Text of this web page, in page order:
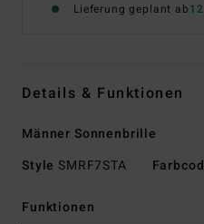
Lieferung geplant ab
Details & Funktionen
Männer Sonnenbrille
Style SMRF7STA
Funktionen